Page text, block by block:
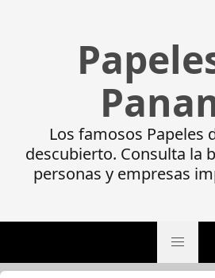
Los famosos Papeles
descubierto. Consulta la
personas y empresas